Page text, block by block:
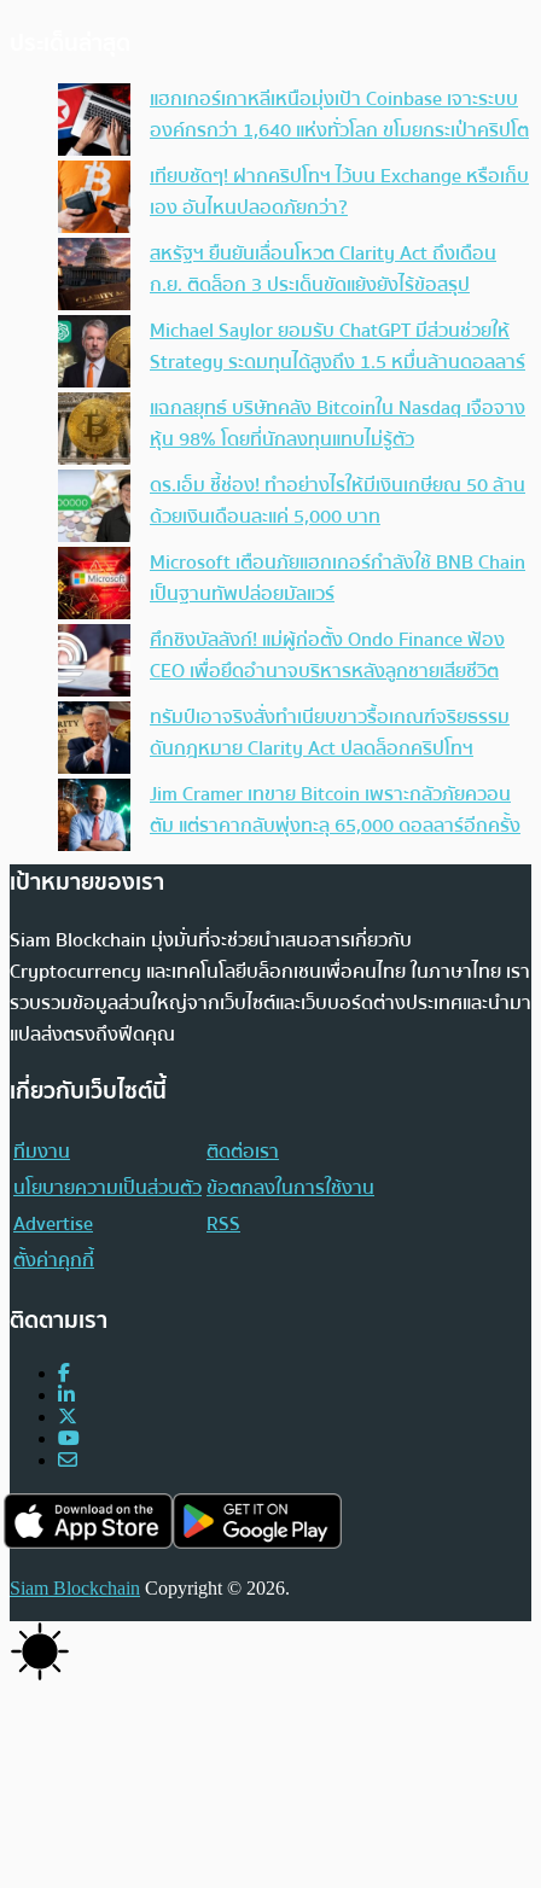
แฮกเกอร์เกาหลีเหนือมุ่งเป้า Coinbase เจาะระบบ
องค์กรกว่า 1,640 แห่งทั่วโลก ขโมยกระเป๋าคริปโต
เทียบชัดๆ! ฝากคริปโทฯ ไว้บน Exchange หรือเก็บ
เอง อันไหนปลอดภัยกว่า?
สหรัฐฯ ยืนยันเลื่อนโหวต Clarity Act ถึงเดือน
ก.ย. ติดล็อก 3 ประเด็นขัดแย้งยังไร้ข้อสรุป
Michael Saylor ยอมรับ ChatGPT มีส่วนช่วยให้
Strategy ระดมทุนได้สูงถึง 1.5 หมื่นล้านดอลลาร์
แฉกลยุทธ์ บริษัทคลัง Bitcoinใน Nasdaq เจือจาง
หุ้น 98% โดยที่นักลงทุนแทบไม่รู้ตัว
ดร.เอ็ม ชี้ช่อง! ทำอย่างไรให้มีเงินเกษียณ 50 ล้าน
ด้วยเงินเดือนละแค่ 5,000 บาท
Microsoft เตือนภัยแฮกเกอร์กำลังใช้ BNB Chain
เป็นฐานทัพปล่อยมัลแวร์
ศึกชิงบัลลังก์! แม่ผู้ก่อตั้ง Ondo Finance ฟ้อง
CEO เพื่อยึดอำนาจบริหารหลังลูกชายเสียชีวิต
ทรัมป์เอาจริง สั่งทำเนียบขาวรื้อเกณฑ์จริยธรรม
ดันกฎหมาย Clarity Act ปลดล็อกคริปโทฯ
Jim Cramer เทขาย Bitcoin เพราะกลัวภัยควอน
ตัม แต่ราคากลับพุ่งทะลุ 65,000 ดอลลาร์อีกครั้ง
เป้าหมายของเรา
Siam Blockchain มุ่งมั่นที่จะช่วยนำเสนอสารเกี่ยวกับ
Cryptocurrency และเทคโนโลยีบล็อกเชนเพื่อคนไทย ในภาษาไทย เรา
รวบรวมข้อมูลส่วนใหญ่จากเว็บไซต์และเว็บบอร์ดต่างประเทศและนำมา
แปลส่งตรงถึงฟีดคุณ
เกี่ยวกับเว็บไซต์นี้
ทีมงาน
ติดต่อเรา
นโยบายความเป็นส่วนตัวข้อตกลงในการใช้งาน
Advertise
RSS
ตั้งค่าคุกกี้
ติดตามเรา
Siam Blockchain Copyright © 2026.